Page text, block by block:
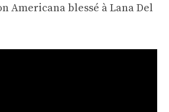
Americana blessé à Lana Del